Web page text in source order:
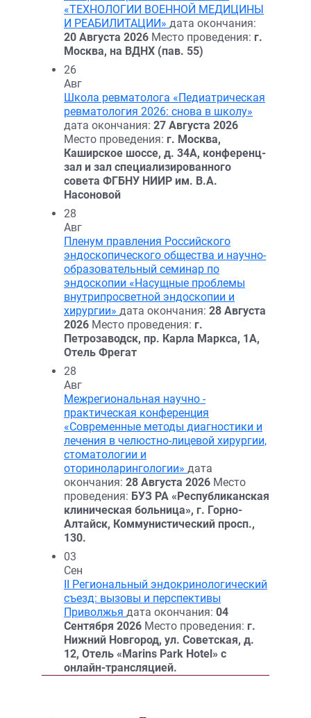
«ТЕХНОЛОГИИ ВОЕННОЙ МЕДИЦИНЫ
И РЕАБИЛИТАЦИИ» дата окончания:
20 Августа 2026 Место проведения: г.
Москва, на ВДНХ (пав. 55)
26
Авг
Школа ревматолога «Педиатрическая
ревматология 2026: снова в школу»
дата окончания: 27 Августа 2026
Место проведения: г. Москва,
Каширское шоссе, д. 34А, конференц-
зал и зал специализированного
совета ФГБНУ НИИР им. В.А.
Насоновой
28
Авг
Пленум правления Российского
эндоскопического общества и научно-
образовательный семинар по
эндоскопии «Насущные проблемы
внутрипросветной эндоскопии и
хирургии» дата окончания: 28 Августа
2026 Место проведения: г.
Петрозаводск, пр. Карла Маркса, 1А,
Отель Фрегат
28
Авг
Межрегиональная научно -
практическая конференция
«Современные методы диагностики и
лечения в челюстно-лицевой хирургии,
стоматологии и
оториноларингологии» дата
окончания: 28 Августа 2026 Место
проведения: БУЗ РА «Республиканская
клиническая больница», г. Горно-
Алтайск, Коммунистический просп.,
130.
03
Сен
II Региональный эндокринологический
съезд: вызовы и перспективы
Приволжья дата окончания: 04
Сентября 2026 Место проведения: г.
Нижний Новгород, ул. Советская, д.
12, Отель «Marins Park Hotel» с
онлайн-трансляцией.